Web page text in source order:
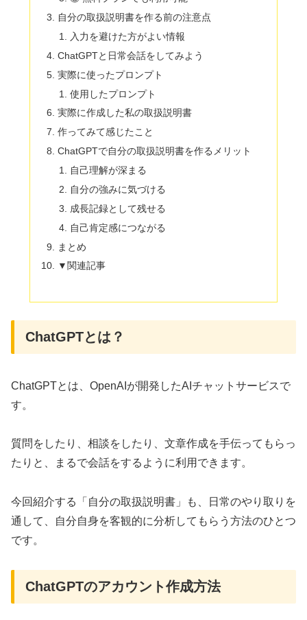
自分の取扱説明書を作る前の注意点
入力を避けた方がよい情報
ChatGPTと日常会話をしてみよう
実際に使ったプロンプト
使用したプロンプト
実際に作成した私の取扱説明書
作ってみて感じたこと
ChatGPTで自分の取扱説明書を作るメリット
自己理解が深まる
自分の強みに気づける
成長記録として残せる
自己肯定感につながる
まとめ
▼関連記事
ChatGPTとは？
ChatGPTとは、OpenAIが開発したAIチャットサービスで
す。
質問をしたり、相談をしたり、文章作成を手伝ってもらっ
たりと、まるで会話をするように利用できます。
今回紹介する「自分の取扱説明書」も、日常のやり取りを
通して、自分自身を客観的に分析してもらう方法のひとつ
です。
ChatGPTのアカウント作成方法